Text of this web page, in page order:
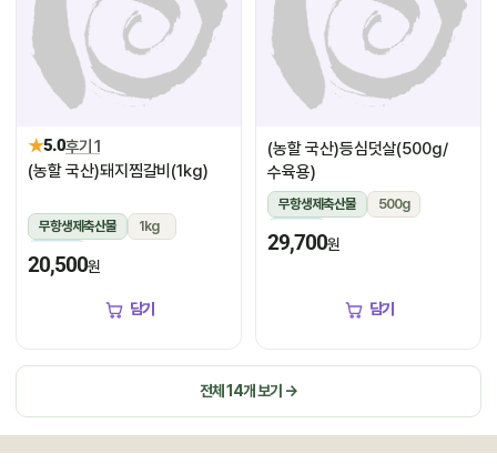
★5.0후기 1
(농할 국산)돼지찜갈비(1kg)
무항생제축산물
1kg
20,500원
담기
(농할 국산)등심덧살(500g/
수육용)
무항생제축산물
500g
29,700원
담기
전체 14개 보기 →